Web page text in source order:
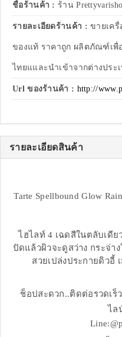
ชื่อร้านค้า : ร้าน
รายละเอียดร้านค้า :ขายเครื่
ของแท้ ราคาถูก ผลิตภัณฑ์เพื่
ไทยแและนำเข้าจากต่างประ
Url ของร้านค้า : http://
รายละเอียดสินค้า
Tarte Spellbound Glow
ไฮไลท์ 4 เฉดสีในตลับเดี
ปัดแล้วผิวจะดูสว่าง กระจ่า
สวยเปล่งประกายดิว
ช็อปสะดวก..ติดต่อรวดเร็
ไล